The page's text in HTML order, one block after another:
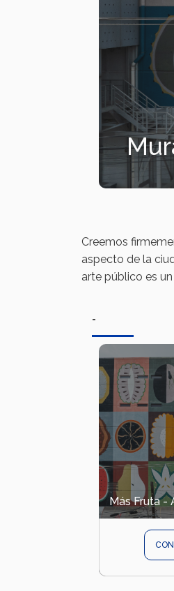
Creemos
aspecto de la
arte público es
-
Más Fruta -